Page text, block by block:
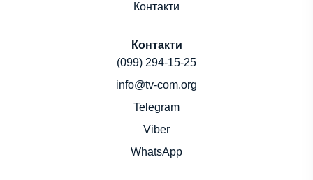
Контакти
Контакти
(099) 294-15-25
info@tv-com.org
Telegram
Viber
WhatsApp